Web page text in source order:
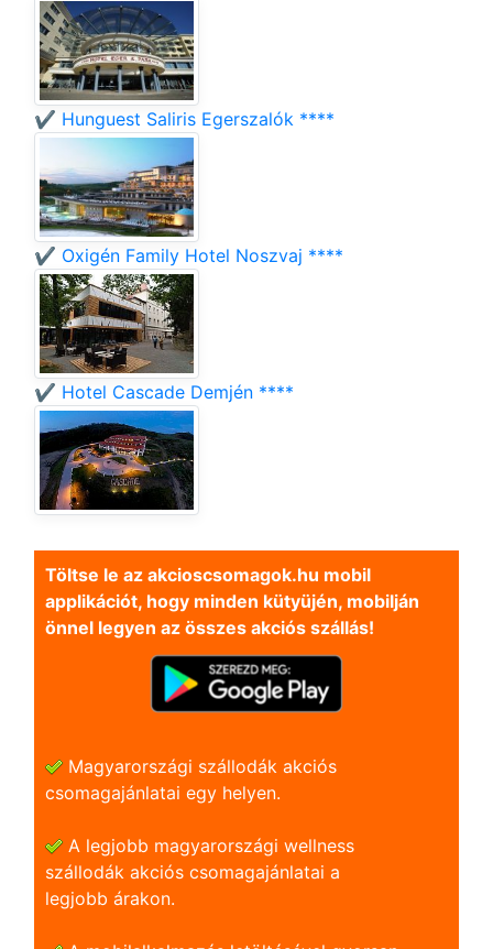
✔️ Hunguest Saliris Egerszalók ****
✔️ Oxigén Family Hotel Noszvaj ****
✔️ Hotel Cascade Demjén ****
Töltse le az akcioscsomagok.hu mobil
applikációt, hogy minden kütyüjén, mobilján
önnel legyen az összes akciós szállás!
Magyarországi szállodák akciós
csomagajánlatai egy helyen.
A legjobb magyarországi wellness
szállodák akciós csomagajánlatai a
legjobb árakon.